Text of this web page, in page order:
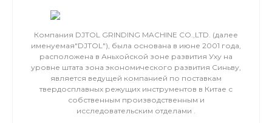
Компания DJTOL GRINDING MACHINE CO.,LTD. (далее
именуемая"DJTOL"), была основана в июне 2001 года,
расположена в Аньхойской зоне развития Уху на
уровне штата зона экономического развития Синьву,
является ведущей компанией по поставкам
твердосплавных режущих инструментов в Китае с
собственным производственным и
исследовательским отделами .